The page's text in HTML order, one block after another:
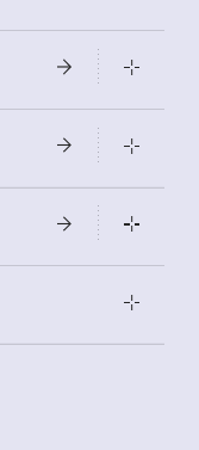
テリア
いリンネル旅ガイ